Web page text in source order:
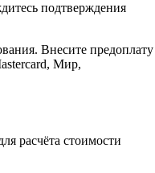
подтверждения
Внесите предоплату
Мир,
расчёта стоимости